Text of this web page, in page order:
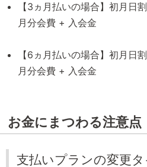
【3ヵ月払いの場合】初月日
月分会費 + 入会金
【6ヵ月払いの場合】初月日
月分会費 + 入会金
お金にまつわる注意点
支払いプランの変更